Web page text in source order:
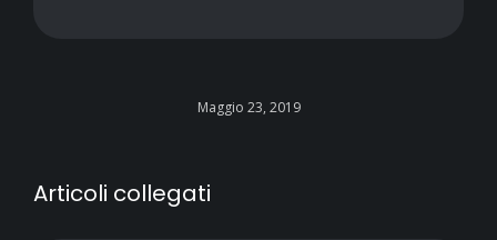
Maggio 23, 2019
Articoli collegati